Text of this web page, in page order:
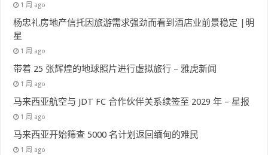
1 周 ago
杨忠礼房地产信托因旅游需求强劲而看到酒店业前景稳定 |明
星
1 周 ago
带着 25 张辉煌的地球照片进行虚拟旅行 – 雅虎新闻
1 周 ago
马来西亚航空与 JDT FC 合作伙伴关系续签至 2029 年 – 星报
1 周 ago
马来西亚开始筛查 5000 名计划返回缅甸的难民
1 周 ago